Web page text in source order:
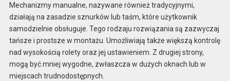
Mechanizmy manualne, nazywane również tradycyjnymi,
działają na zasadzie sznurków lub taśm, które użytkownik
samodzielnie obsługuje. Tego rodzaju rozwiązania są zazwyczaj
tańsze i prostsze w montażu. Umożliwiają także większą kontrolę
nad wysokością rolety oraz jej ustawieniem. Z drugiej strony,
mogą być mniej wygodne, zwłaszcza w dużych oknach lub w
miejscach trudnodostępnych.